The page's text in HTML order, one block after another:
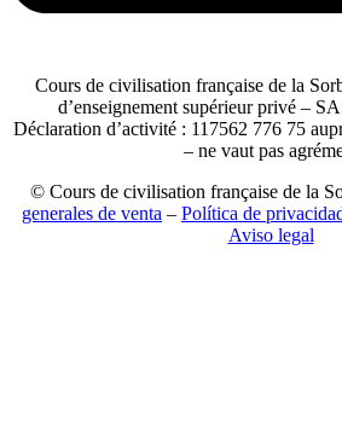
Cours de civilisation française de la
d’enseignement supérieur privé –
Déclaration d’activité : 117562 776 75
– ne vaut pas
© Cours de civilisation française de la
generales de venta – Política de
Aviso legal